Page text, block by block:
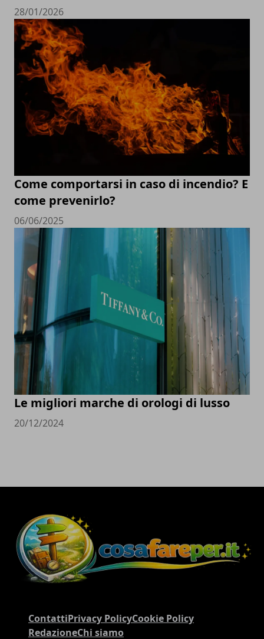
28/01/2026
Come comportarsi in caso di incendio? E
come prevenirlo?
06/06/2025
Le migliori marche di orologi di lusso
20/12/2024
ContattiPrivacy PolicyCookie Policy
RedazioneChi siamo